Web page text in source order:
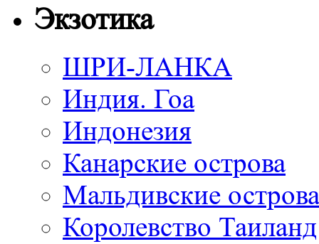
Экзотика
ШРИ-ЛАНКА
Индия. Гоа
Индонезия
Канарские острова
Мальдивские острова
Королевство Таиланд